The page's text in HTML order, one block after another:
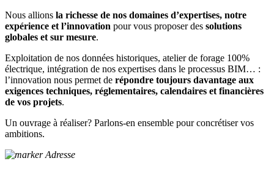
Nous allions la richesse de nos domaines d’expertises, notre
expérience et l’innovation pour vous proposer des solutions
globales et sur mesure.
Exploitation de nos données historiques, atelier de forage 100%
électrique, intégration de nos expertises dans le processus BIM… :
l’innovation nous permet de répondre toujours davantage aux
exigences techniques, réglementaires, calendaires et financières
de vos projets.
Un ouvrage à réaliser? Parlons-en ensemble pour concrétiser vos
ambitions.
Adresse